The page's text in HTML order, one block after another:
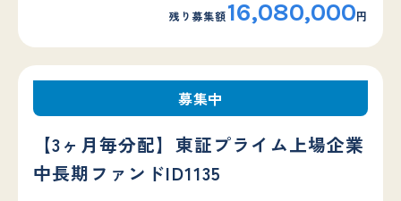
残り募集額16,080,000円
募集中
【3ヶ月毎分配】東証プライム上場企業
中長期ファンドID1135